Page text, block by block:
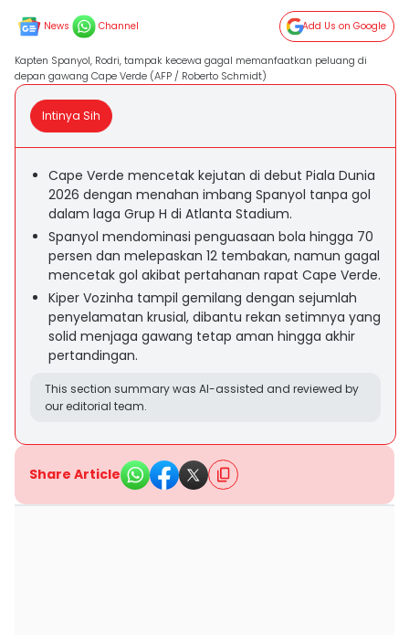
News Channel Add Us on Google
Kapten Spanyol, Rodri, tampak kecewa gagal memanfaatkan peluang di
depan gawang Cape Verde (AFP / Roberto Schmidt)
Intinya Sih
Cape Verde mencetak kejutan di debut Piala Dunia
2026 dengan menahan imbang Spanyol tanpa gol
dalam laga Grup H di Atlanta Stadium.
Spanyol mendominasi penguasaan bola hingga 70
persen dan melepaskan 12 tembakan, namun gagal
mencetak gol akibat pertahanan rapat Cape Verde.
Kiper Vozinha tampil gemilang dengan sejumlah
penyelamatan krusial, dibantu rekan setimnya yang
solid menjaga gawang tetap aman hingga akhir
pertandingan.
This section summary was AI-assisted and reviewed by
our editorial team.
Share Article